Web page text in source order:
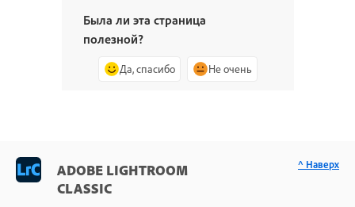
Была ли эта страница
полезной?
Да, спасибо Не очень
ADOBE LIGHTROOM
CLASSIC
^ Наверх